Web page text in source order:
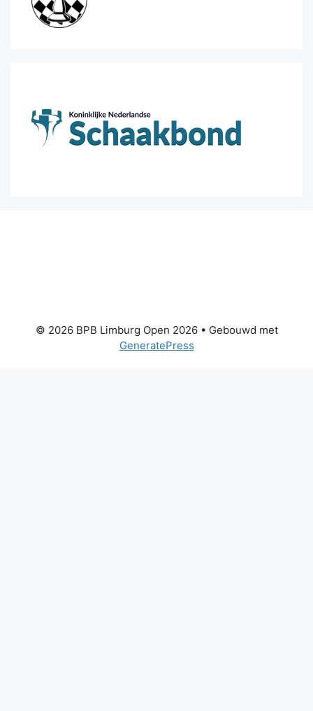
© 2026 BPB Limburg Open 2026• Gebouwd met
GeneratePress